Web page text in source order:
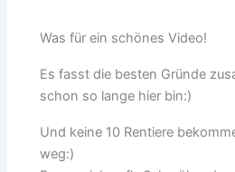
Was für ein schönes Video!
Es fasst die besten Gründe
schon so lange hier bin:)
Und keine 10 Rentiere
weg:)